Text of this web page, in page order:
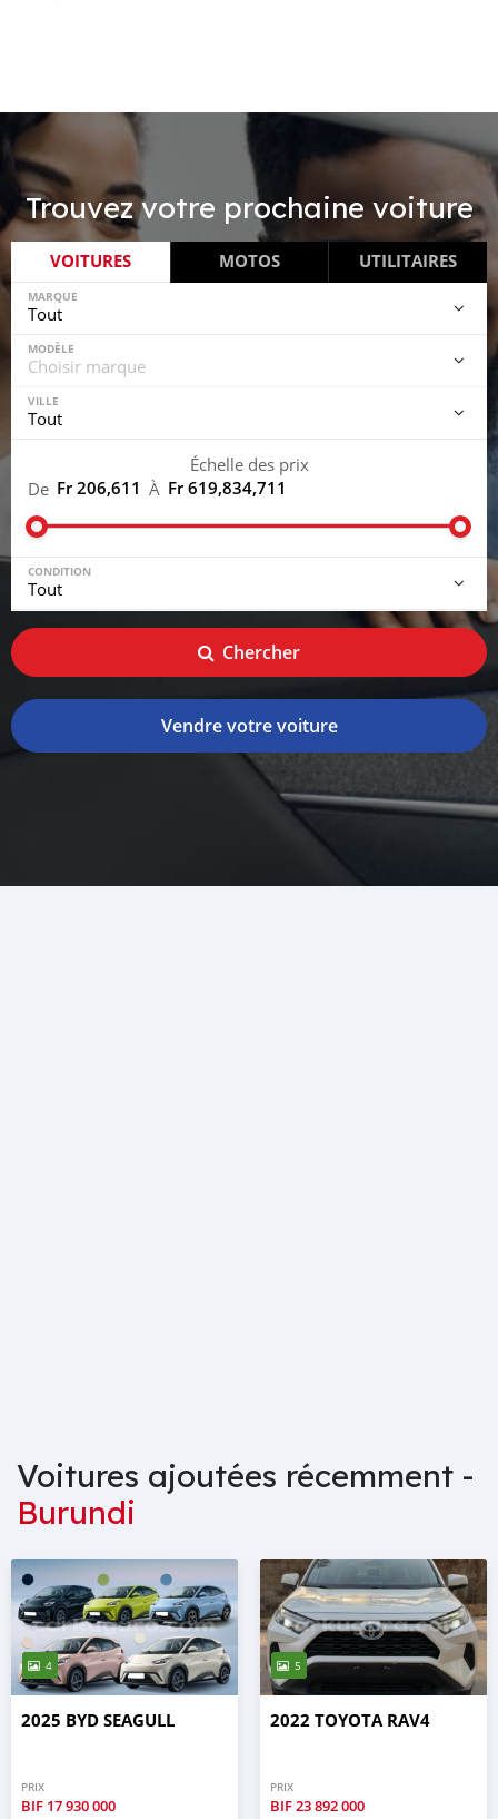
Trouvez votre prochaine voiture
VOITURES MOTOS UTILITAIRES
MARQUE
MODÈLE
VILLE
Échelle des prix
De Fr 206,611 À Fr 619,834,711
CONDITION
Chercher
Vendre votre voiture
Voitures ajoutées récemment -
Burundi
4
2025 BYD SEAGULL
PRIX
BIF 17 930 000
5
2022 TOYOTA RAV4
PRIX
BIF23 892 000